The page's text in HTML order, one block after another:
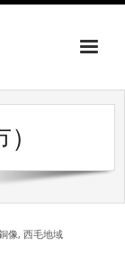
像, 西毛地域